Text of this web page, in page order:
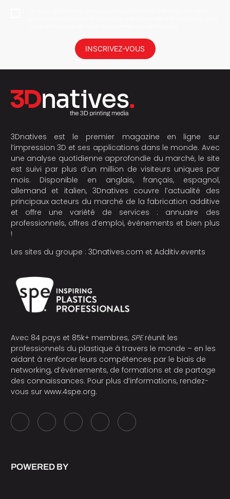
INSCRIVEZ-VOUS
3Dnatives est le premier magazine en ligne sur
l’impression 3D et ses applications dans le monde. Avec
une analyse quotidienne approfondie du marché, le site
est suivi par plus d’un million de visiteurs uniques par
mois. Disponible en anglais, français, espagnol,
allemand et italien, 3Dnatives couvre l’actualité des
principaux acteurs du marché de la fabrication additive
et offre une variété de services : annuaire des
professionnels, offres d’emploi, évènements et bien plus
!
Les sites du groupe : 3Dnatives.com et Additiv.events
Avec 84 pays et 85k+ membres, SPEréunit les
professionnels du plastique à travers le monde – en les
aidant à renforcer leurs compétences par le biais de
networking, d’événements, de formations et de partage
des connaissances. Pour plus d’informations, rendez-
vous sur www.4spe.org.
POWERED BY